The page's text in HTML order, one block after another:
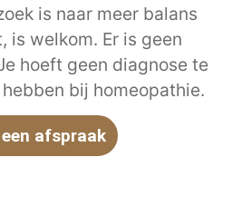
is naar meer balans
is welkom. Er is geen
hoeft geen diagnose te
bij homeopathie.
afspraak